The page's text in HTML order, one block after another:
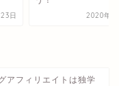
アフィリエイトは独学